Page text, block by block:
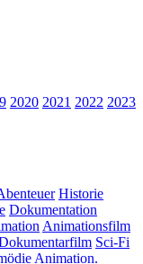
2020 2021 2022 2023
Historie
Dokumentation
Animationsfilm
Sci-Fi
Animation.